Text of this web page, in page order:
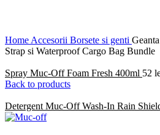
Home Accesorii Borsete si genti
Strap si Waterproof Cargo Bag Bundle
Spray Muc-Off Foam Fresh 400ml 52
Back to products
Detergent Muc-Off Wash-In Rain